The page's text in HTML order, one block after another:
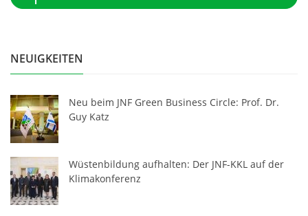
NEUIGKEITEN
Neu beim JNF Green Business Circle: Prof. Dr.
Guy Katz
Wüstenbildung aufhalten: Der JNF-KKL auf der
Klimakonferenz